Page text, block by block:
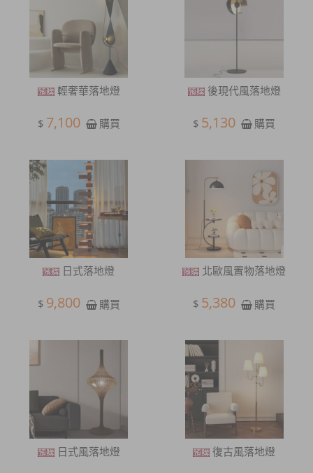
輕奢華落地燈
$ 7,100 購買
後現代風落地燈
$ 5,130 購買
日式落地燈
$ 9,800 購買
北歐風置物落地燈
$ 5,380 購買
日式風落地燈 復古風落地燈